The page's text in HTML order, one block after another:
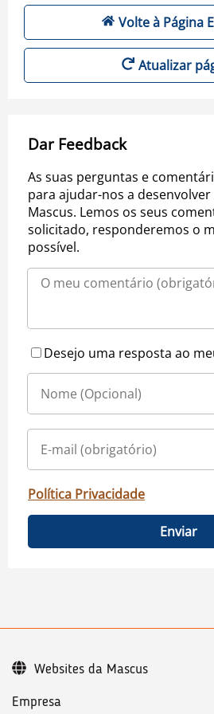
Volte à Página
Atualizar
Dar Feedback
As suas perguntas e
para ajudar-nos a
Mascus. Lemos os seus
solicitado, responderemos o
possível.
Desejo uma resposta ao
Política Privacidade
Enviar
Empresa
Websites da Mascus